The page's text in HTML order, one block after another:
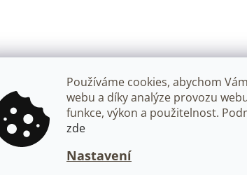
Používáme cookies, abychom
webu a díky analýze provozu
funkce, výkon a použitelnost.
zde
Nastavení
vyhrazena.Upravit nastavení cookies